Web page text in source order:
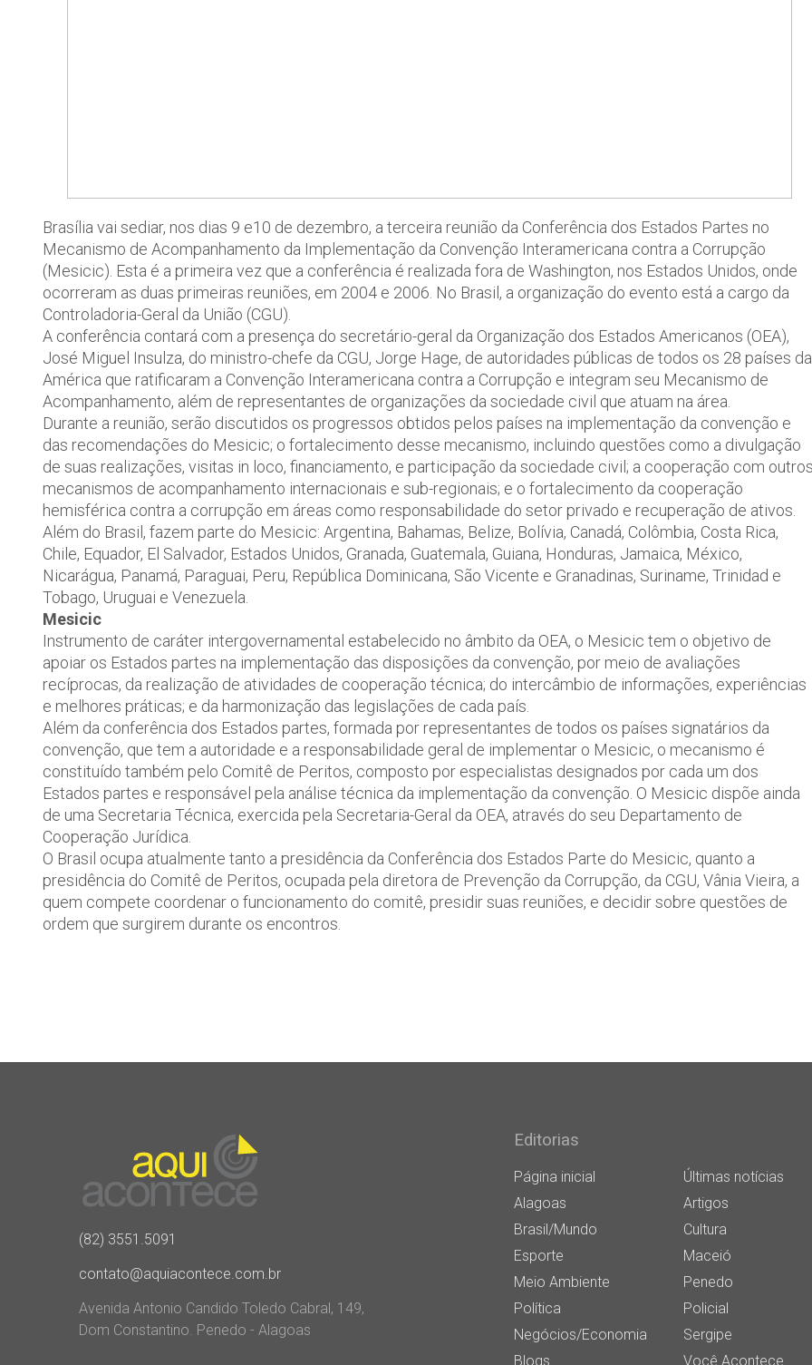
Brasília vai sediar, nos dias 9 e10 de dezembro, a terceira reunião da Conferência dos Estados Partes no
Mecanismo de Acompanhamento da Implementação da Convenção Interamericana contra a Corrupção
(Mesicic). Esta é a primeira vez que a conferência é realizada fora de Washington, nos Estados Unidos, onde
ocorreram as duas primeiras reuniões, em 2004 e 2006. No Brasil, a organização do evento está a cargo da
Controladoria-Geral da União (CGU).
A conferência contará com a presença do secretário-geral da Organização dos Estados Americanos (OEA),
José Miguel Insulza, do ministro-chefe da CGU, Jorge Hage, de autoridades públicas de todos os 28 países da
América que ratificaram a Convenção Interamericana contra a Corrupção e integram seu Mecanismo de
Acompanhamento, além de representantes de organizações da sociedade civil que atuam na área.
Durante a reunião, serão discutidos os progressos obtidos pelos países na implementação da convenção e
das recomendações do Mesicic; o fortalecimento desse mecanismo, incluindo questões como a divulgação
de suas realizações, visitas in loco, financiamento, e participação da sociedade civil; a cooperação com
mecanismos de acompanhamento internacionais e sub-regionais; e o fortalecimento da cooperação
hemisférica contra a corrupção em áreas como responsabilidade do setor privado e recuperação de ativos.
Além do Brasil, fazem parte do Mesicic: Argentina, Bahamas, Belize, Bolívia, Canadá, Colômbia, Costa Rica,
Chile, Equador, El Salvador, Estados Unidos, Granada, Guatemala, Guiana, Honduras, Jamaica, México,
Nicarágua, Panamá, Paraguai, Peru, República Dominicana, São Vicente e Granadinas, Suriname, Trinidad e
Tobago, Uruguai e Venezuela.
Mesicic
Instrumento de caráter intergovernamental estabelecido no âmbito da OEA, o Mesicic tem o objetivo de
apoiar os Estados partes na implementação das disposições da convenção, por meio de avaliações
recíprocas, da realização de atividades de cooperação técnica; do intercâmbio de informações, experiências
e melhores práticas; e da harmonização das legislações de cada país.
Além da conferência dos Estados partes, formada por representantes de todos os países signatários da
convenção, que tem a autoridade e a responsabilidade geral de implementar o Mesicic, o mecanismo é
constituído também pelo Comitê de Peritos, composto por especialistas designados por cada um dos
Estados partes e responsável pela análise técnica da implementação da convenção. O Mesicic dispõe ainda
de uma Secretaria Técnica, exercida pela Secretaria-Geral da OEA, através do seu Departamento de
Cooperação Jurídica.
O Brasil ocupa atualmente tanto a presidência da Conferência dos Estados Parte do Mesicic, quanto a
presidência do Comitê de Peritos, ocupada pela diretora de Prevenção da Corrupção, da CGU, Vânia Vieira, a
quem compete coordenar o funcionamento do comitê, presidir suas reuniões, e decidir sobre questões de
ordem que surgirem durante os encontros.
(82) 3551.5091
contato@aquiacontece.com.br
Avenida Antonio Candido Toledo Cabral, 149,
Dom Constantino. Penedo - Alagoas
Editorias
Página inicial
Últimas notícias
Alagoas
Artigos
Brasil/Mundo
Cultura
Esporte
Maceió
Meio Ambiente
Penedo
Política
Policial
Negócios/Economia
Sergipe
Blogs
Você Acontece